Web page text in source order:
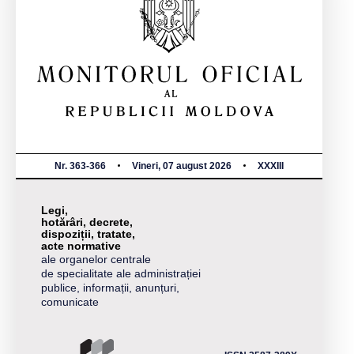
Nr. 363-366 Vineri, 07 august 2026 XXXIII
Legi,
hotărâri, decrete,
dispoziții, tratate,
acte normative
ale organelor centrale
de specialitate ale administrației
publice, informații, anunțuri,
comunicate